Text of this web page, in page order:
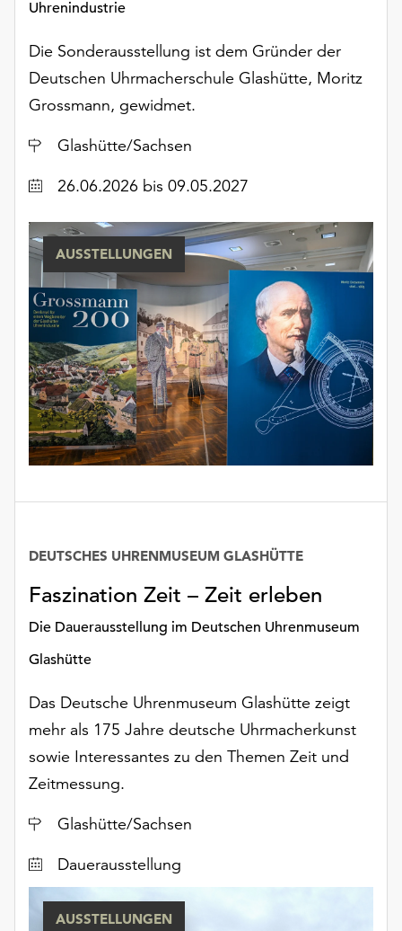
Ihr
Einverständnis
weiterhin
ausgeführt.
Möchten
Sie
die
Cookies
anpassen,
erreichen
Sie
die
Einstellungen
über
die
Schaltfläche
„Auswählen“.
Weitere
Informationen
Sie
Datenschutzerklärung
oder
dem
Impressum
Uhrenindustrie
Die Sonderausstellung ist dem Gründer der
Deutschen Uhrmacherschule Glashütte, Moritz
Grossmann, gewidmet.
Ort
Glashütte/Sachsen
Datum26.06.2026 bis 09.05.2027
AUSSTELLUNGEN
Faszination Zeit – Zeit erleben
Die Dauerausstellung im Deutschen Uhrenmuseum
Glashütte
DEUTSCHES UHRENMUSEUM GLASHÜTTE
Das Deutsche Uhrenmuseum Glashütte zeigt
mehr als 175 Jahre deutsche Uhrmacherkunst
sowie Interessantes zu den Themen Zeit und
Zeitmessung.
Ort
Glashütte/Sachsen
Datum
Dauerausstellung
AUSSTELLUNGEN